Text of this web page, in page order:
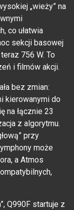
„wieży” na
co ułatwia
sekcji basowej
756 W. To
i filmów akcji.
bez zmian:
kierowanymi do
na łącznie 23
z algorytmu.
przy
może
a Atmos
Q990F startuje z